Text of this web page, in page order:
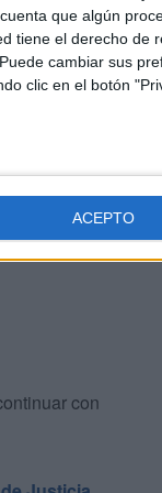
que algún
tiene el derecho de
cambiar sus
clic en el botón
ACEPTO
. Quedan
preguntas
con